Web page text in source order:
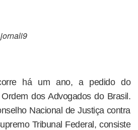
jornali9
há um ano, a pedido do
dos Advogados do Brasil.
Nacional de Justiça contra
Tribunal Federal, consiste